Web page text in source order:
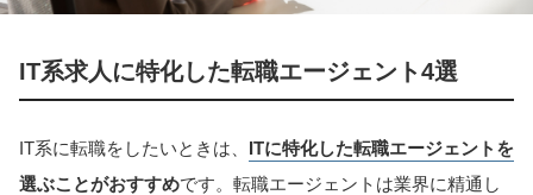
IT系求人に特化した転職エージェント4選
IT系に転職をしたいときは、 ITに特化した転職エージェントを
選ぶことがおすすめです。転職エージェントは業界に精通し